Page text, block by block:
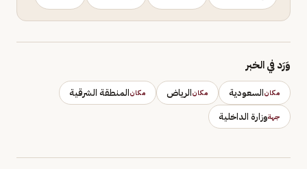
وَرَد في الخبر
مكانالسعودية مكانالرياض مكانالمنطقة الشرقية
جهةوزارة الداخلية